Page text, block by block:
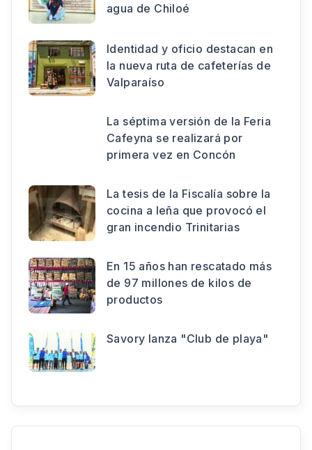
agua de Chiloé
Identidad y oficio destacan en
la nueva ruta de cafeterías de
Valparaíso
La séptima versión de la Feria
Cafeyna se realizará por
primera vez en Concón
La tesis de la Fiscalía sobre la
cocina a leña que provocó el
gran incendio Trinitarias
En 15 años han rescatado más
de 97 millones de kilos de
productos
Savory lanza "Club de playa"